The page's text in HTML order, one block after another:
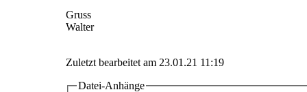
Gruss
Walter
Zuletzt bearbeitet am 23.01.21 11:19
Datei-Anhänge